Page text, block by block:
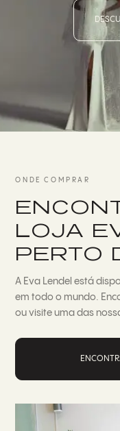
ONDE COMPRAR
LOJA
PERTO
A Eva Lendel está
em todo o mundo.
ou visite uma das